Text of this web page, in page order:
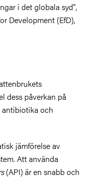
i det globala syd",
Development (EfD),
dess påverkan på
antibiotika och
jämförelse av
Att använda
(API) är en snabb och